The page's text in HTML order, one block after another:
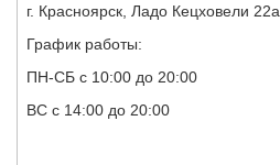
г. Красноярск, Ладо Кецховели 22а
График работы:
ПН-СБ с 10:00 до 20:00
ВС с 14:00 до 20:00